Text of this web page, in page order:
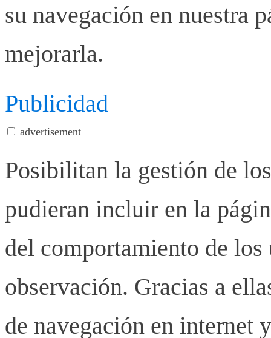
su navegación en nuestra
mejorarla.
Publicidad
advertisement
Posibilitan la gestión de
pudieran incluir en la
del comportamiento de los
observación. Gracias a
de navegación en internet